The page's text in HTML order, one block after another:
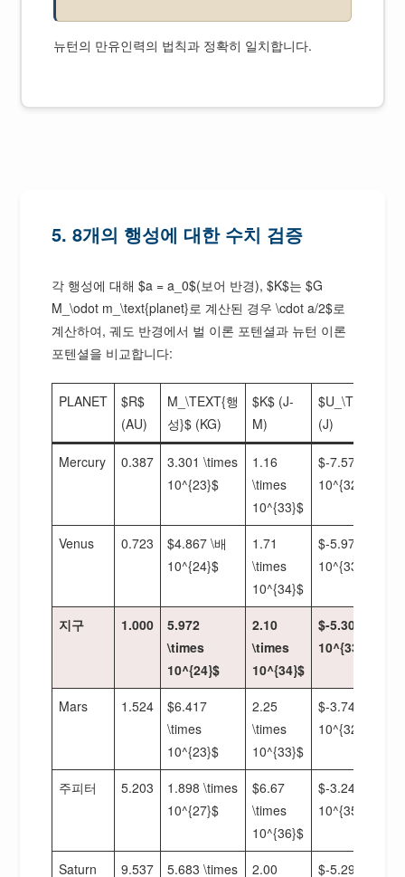
뉴턴의 만유인력의 법칙과 정확히 일치합니다.
5. 8개의 행성에 대한 수치 검증
각 행성에 대해 $a = a_0$(보어 반경), $K$는 $G
M_\odot m_\text{planet}로 계산된 경우 \cdot a/2$로
계산하여, 궤도 반경에서 벌 이론 포텐셜과 뉴턴 이론
포텐셜을 비교합니다:
PLANET
$R$
(AU)
M_\TEXT{행
성}$ (KG)
$K$ (J-
M)
(J)
Mercury 0.387
3.301 \times
10^{23}$
1.16
\times
10^{33}$
$-7.57 \times
10^{32}$
Venus 0.723
$4.867 \배
10^{24}$
1.71
\times
10^{34}$
$-5.97 \times
10^{33}$
지구 1.000
5.972
\times
10^{24}$
2.10
\times
10^{34}$
$-5.30 \times
10^{33}$
Mars 1.524
$6.417
\times
10^{23}$
2.25
\times
10^{33}$
$-3.74 \times
10^{32}$
주피터 5.203
1.898 \times
10^{27}$
$6.67
\times
10^{36}$
$-3.24 \times
10^{35}$
Saturn 9.537
5.683 \times
2.00
$-5.29 \times